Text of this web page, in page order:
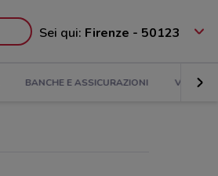
Sei qui: Firenze - 50123
BANCHE E ASSICURAZIONI VIAGGI